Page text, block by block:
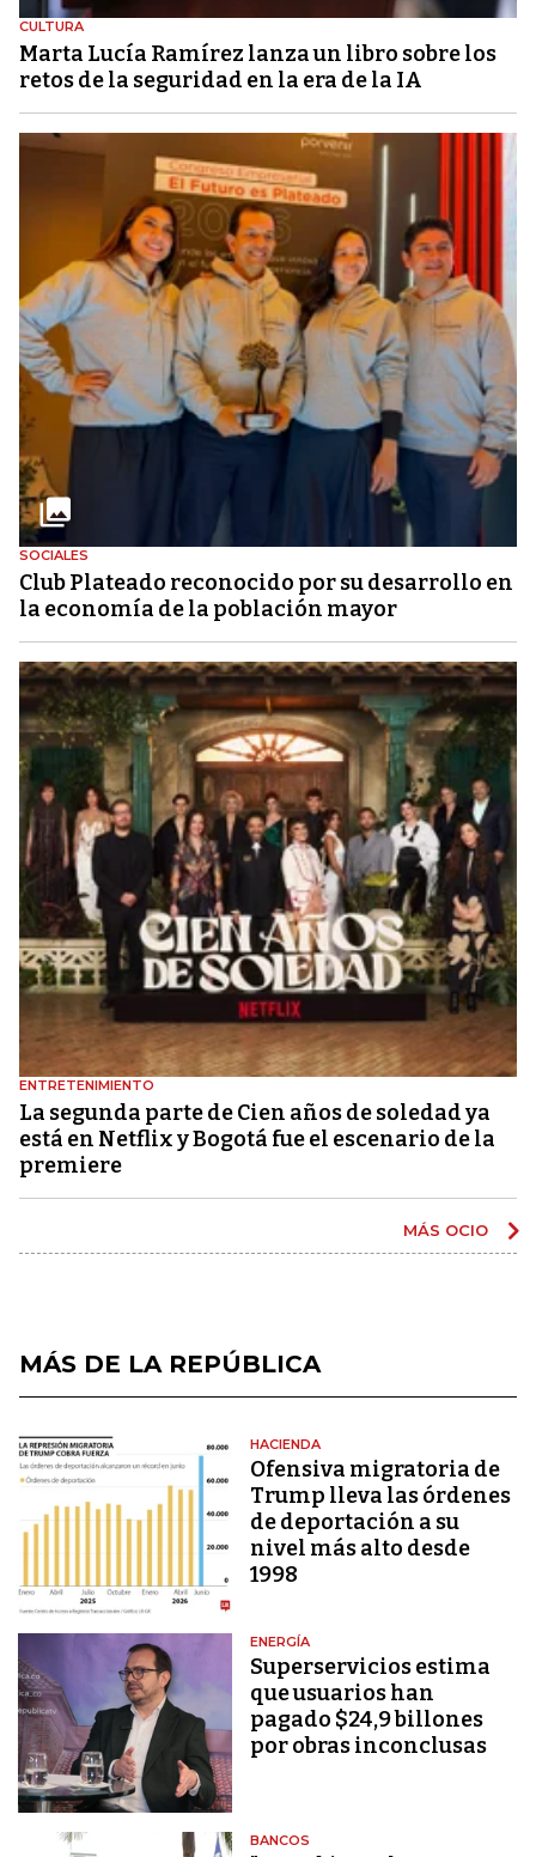
CULTURA
Marta Lucía Ramírez lanza un libro sobre los
retos de la seguridad en la era de la IA
SOCIALES
Club Plateado reconocido por su desarrollo en
la economía de la población mayor
ENTRETENIMIENTO
La segunda parte de Cien años de soledad ya
está en Netflix y Bogotá fue el escenario de la
premiere
MÁS OCIO
MÁS DE LA REPÚBLICA
HACIENDA
Ofensiva migratoria de
Trump lleva las órdenes
de deportación a su
nivel más alto desde
1998
ENERGÍA
Superservicios estima
que usuarios han
pagado $24,9 billones
por obras inconclusas
BANCOS